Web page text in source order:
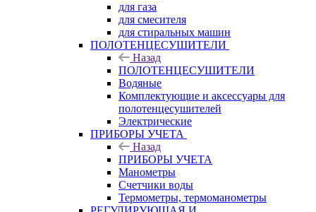
для газа
для смесителя
для стиральных машин
ПОЛОТЕНЦЕСУШИТЕЛИ
Назад
ПОЛОТЕНЦЕСУШИТЕЛИ
Водяные
Комплектующие и аксессуары для
полотенцесушителей
Электрические
ПРИБОРЫ УЧЕТА
Назад
ПРИБОРЫ УЧЕТА
Манометры
Счетчики воды
Термометры, термоманометры